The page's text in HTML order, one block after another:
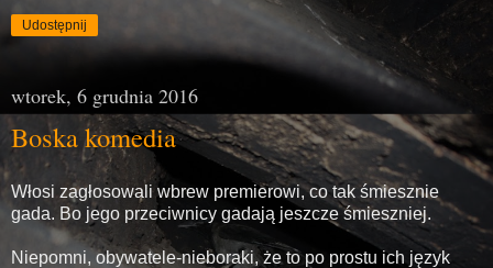
Udostępnij
wtorek, 6 grudnia 2016
Boska komedia
Włosi zagłosowali wbrew premierowi, co tak śmiesznie
gada. Bo jego przeciwnicy gadają jeszcze śmieszniej.
Niepomni, obywatele-nieboraki, że to po prostu ich język